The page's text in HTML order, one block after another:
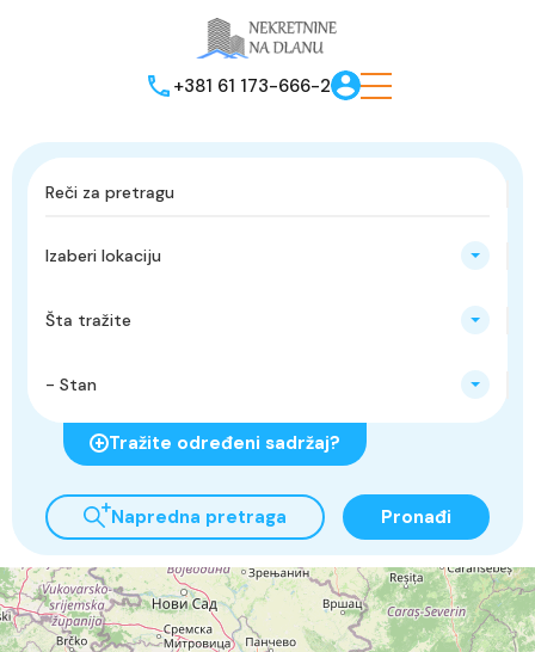
+381 61 173-666-2
Izaberi lokaciju
Šta tražite
- Stan
Tražite određeni sadržaj?
Napredna pretraga Pronađi